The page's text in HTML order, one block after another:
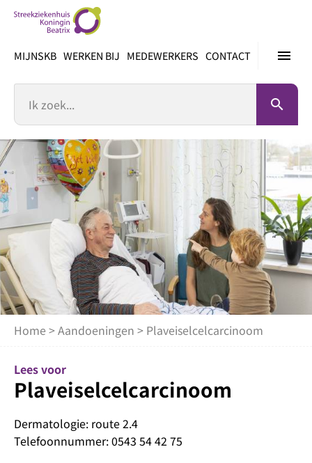
inhoud
menu
MIJNSKB WERKEN BIJ MEDEWERKERS CONTACT
search
Home >Aandoeningen > Plaveiselcelcarcinoom
Lees voor
Plaveiselcelcarcinoom
Dermatologie: route 2.4
Telefoonnummer: 0543 54 42 75